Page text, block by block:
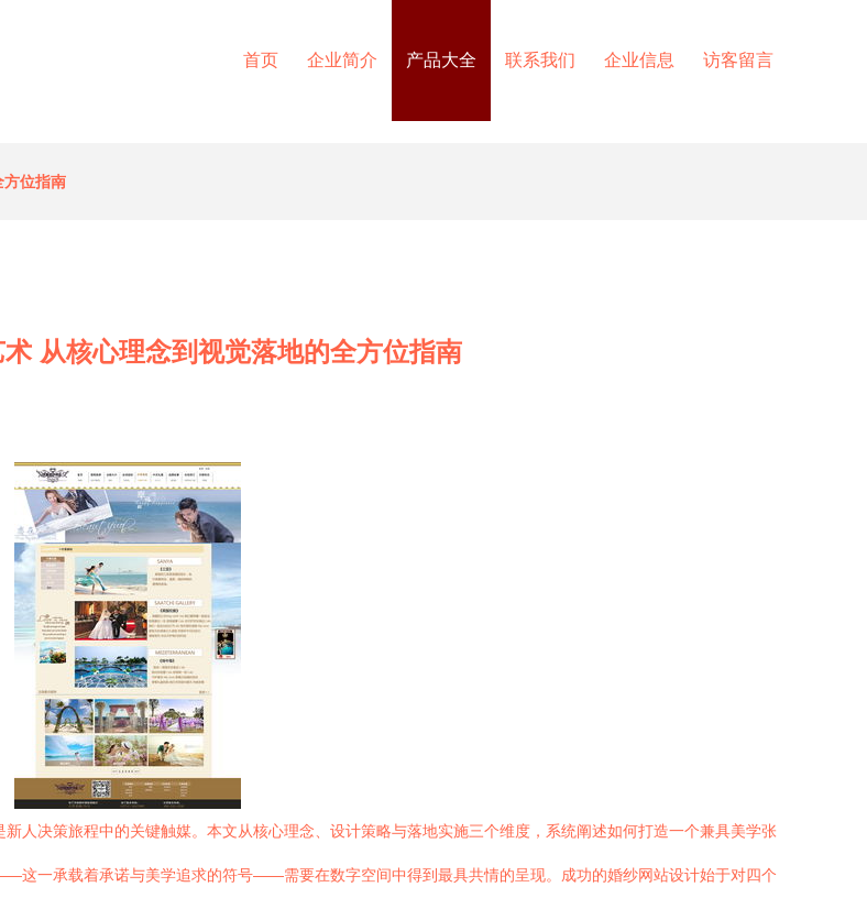
首页 企业简介 产品大全 联系我们 企业信息 访客留言
方位指南
从核心理念到视觉落地的全方位指南
人决策旅程中的关键触媒。本文从核心理念、设计策略与落地实施三个维度，系统阐述如何打造一个兼具美学张
这一承载着承诺与美学追求的符号——需要在数字空间中得到最具共情的呈现。成功的婚纱网站设计始于对四个